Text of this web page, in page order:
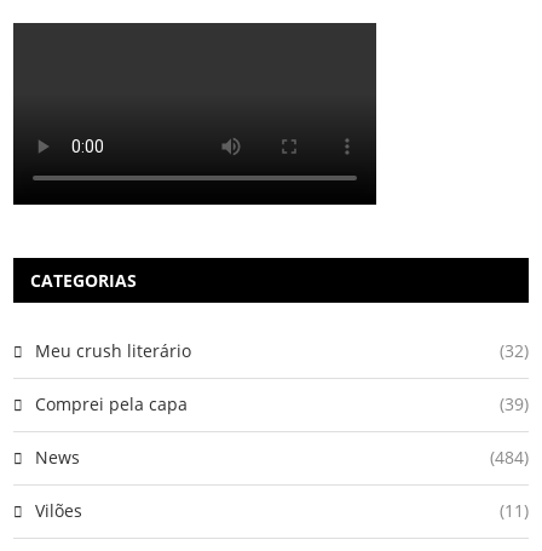
CATEGORIAS
Meu crush literário (32)
Comprei pela capa (39)
News (484)
Vilões (11)